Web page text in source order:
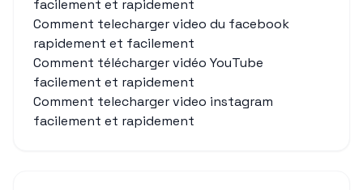
facilement et rapidement
Comment telecharger video du facebook
rapidement et facilement
Comment télécharger vidéo YouTube
facilement et rapidement
Comment telecharger video instagram
facilement et rapidement